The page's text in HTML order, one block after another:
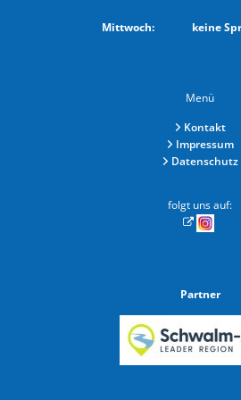
Mittwoch: keine
Menü
Kontakt
Impressum
Datenschutz
folgt uns auf:
Partner